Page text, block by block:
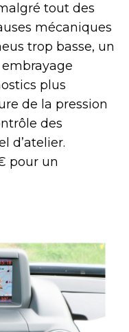
tout des
mécaniques
trop basse, un
plus
de la pression
des
d’atelier.
pour un